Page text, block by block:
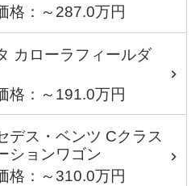
格：～287.0万円
カローラフィールダ
格：～191.0万円
デス・ベンツ Cクラス
ションワゴン
格：～310.0万円